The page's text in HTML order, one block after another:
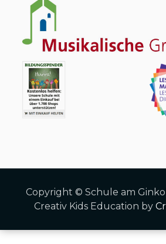
Copyright © Schule am
Creativ Kids Education by